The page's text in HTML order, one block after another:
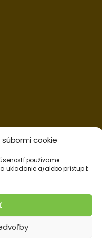
cookie
používame
ukladanie a/alebo prístup k